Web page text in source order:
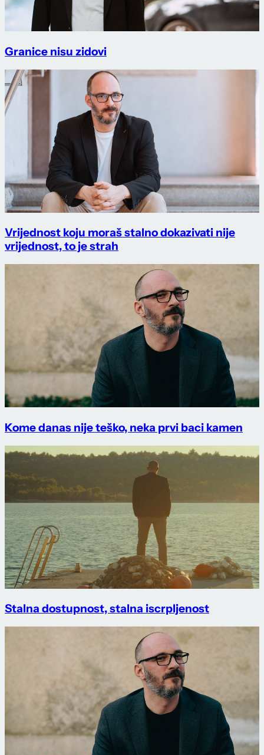
Granice nisu zidovi
Vrijednost koju moraš stalno dokazivati nije
vrijednost, to je strah
Kome danas nije teško, neka prvi baci kamen
Stalna dostupnost, stalna iscrpljenost